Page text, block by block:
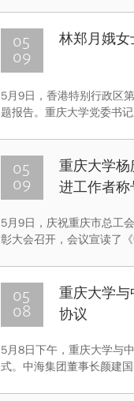
05
09
林郑月娥
5月9日，香港特别行政区
题报告。重庆大学党委书
余人参加活动。
05
09
重庆大学
进工作者称
5月9日，庆祝重庆市总工
彰大会召开，会议宣读了
者”称号。
05
08
重庆大学
协议
5月8日下午，重庆大学与
式。中海集团董事长颜建